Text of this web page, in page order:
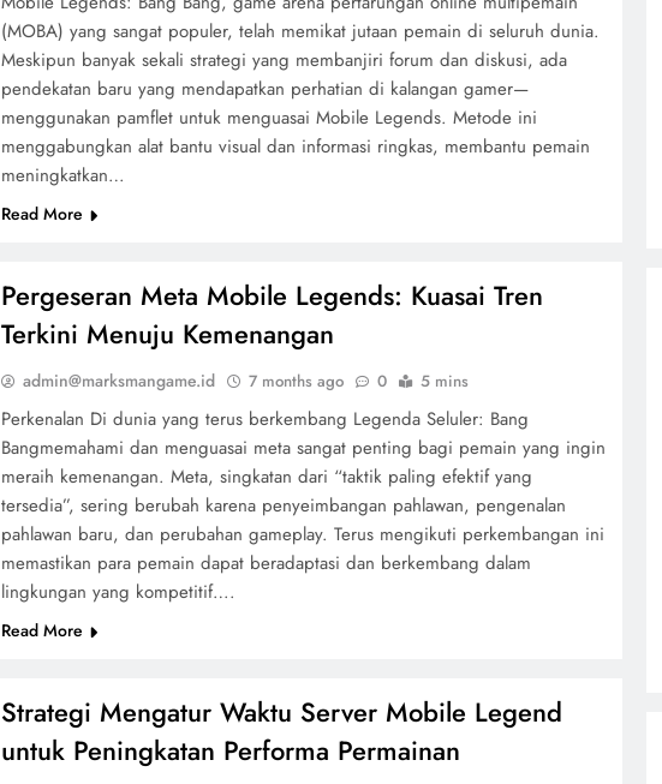
(MOBA) yang sangat populer, telah memikat jutaan pemain di seluruh dunia.
Meskipun banyak sekali strategi yang membanjiri forum dan diskusi, ada
pendekatan baru yang mendapatkan perhatian di kalangan gamer—
menggunakan pamflet untuk menguasai Mobile Legends. Metode ini
menggabungkan alat bantu visual dan informasi ringkas, membantu pemain
meningkatkan…
Read More
Pergeseran Meta Mobile Legends: Kuasai Tren
Terkini Menuju Kemenangan
admin@marksmangame.id 7 months ago 0 5 mins
Perkenalan Di dunia yang terus berkembang Legenda Seluler: Bang
Bangmemahami dan menguasai meta sangat penting bagi pemain yang ingin
meraih kemenangan. Meta, singkatan dari “taktik paling efektif yang
tersedia”, sering berubah karena penyeimbangan pahlawan, pengenalan
pahlawan baru, dan perubahan gameplay. Terus mengikuti perkembangan ini
memastikan para pemain dapat beradaptasi dan berkembang dalam
lingkungan yang kompetitif….
Read More
Strategi Mengatur Waktu Server Mobile Legend
untuk Peningkatan Performa Permainan